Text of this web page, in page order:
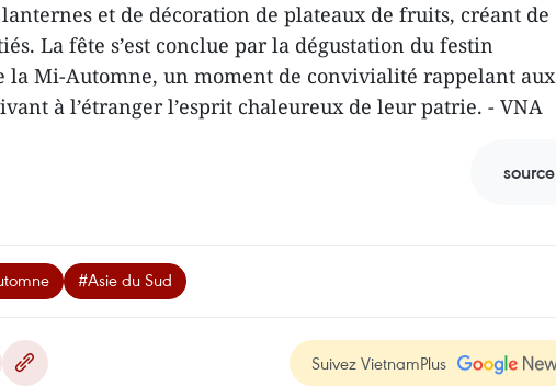
et de décoration de plateaux de fruits, créant de
La fête s’est conclue par la dégustation du festin
la Mi-Automne, un moment de convivialité rappelant aux
à l’étranger l’esprit chaleureux de leur patrie. - VNA
source
#Asie du Sud
Suivez VietnamPlus